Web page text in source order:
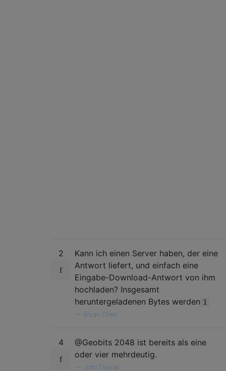
2
Kann ich einen Server haben, der eine
Antwort liefert, und einfach eine
Eingabe-Download-Antwort von ihm
hochladen? Insgesamt
heruntergeladenen Bytes werden 1
Bryan Chen
4
@Geobits 2048 ist bereits als eine
oder vier mehrdeutig.
John Dvorak